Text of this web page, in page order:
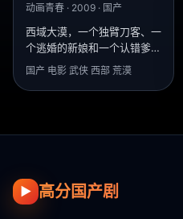
动画青春 · 2009 · 国产
西域大漠，一个独臂刀客、一
个逃婚的新娘和一个认错爹的
异族少年，共争一匹能救万人
国产 电影 武侠 西部 荒漠
▶ 高分国产剧